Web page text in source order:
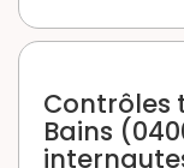
Contrôles
Bains